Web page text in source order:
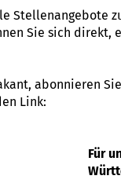
Stellenangebote
Sie sich
abonnieren
Link:
Für